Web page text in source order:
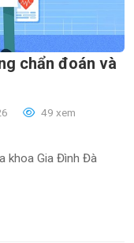
chẩn đoán và
49 xem
khoa Gia Đình Đà